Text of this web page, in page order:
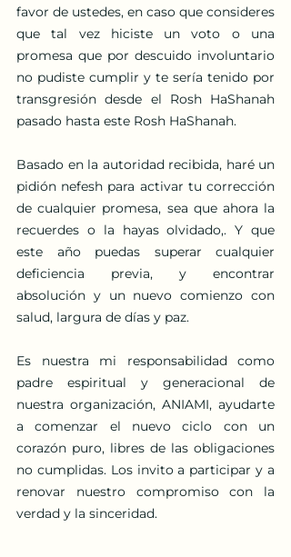
favor de ustedes, en caso que consideres
que tal vez hiciste un voto o una
promesa que por descuido involuntario
no pudiste cumplir y te sería tenido por
transgresión desde el Rosh HaShanah
pasado hasta este Rosh HaShanah.
Basado en la autoridad recibida, haré un
pidión nefesh para activar tu corrección
de cualquier promesa, sea que ahora la
recuerdes o la hayas olvidado,. Y que
este año puedas superar cualquier
deficiencia previa, y encontrar
absolución y un nuevo comienzo con
salud, largura de días y paz.
Es nuestra mi responsabilidad como
padre espiritual y generacional de
nuestra organización, ANIAMI, ayudarte
a comenzar el nuevo ciclo con un
corazón puro, libres de las obligaciones
no cumplidas. Los invito a participar y a
renovar nuestro compromiso con la
verdad y la sinceridad.